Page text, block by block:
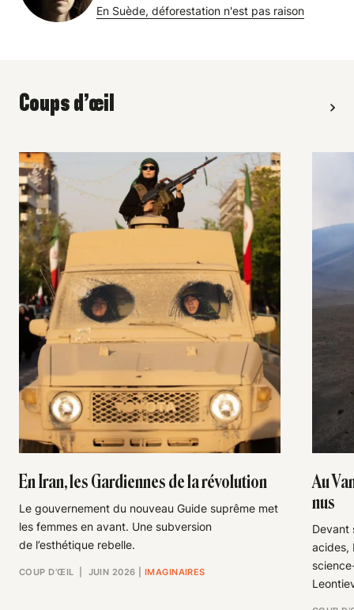
En Suède, déforestation n'est pas raison
Coups d’œil
En Iran, les Gardiennes de la révolution
Le gouvernement du nouveau Guide suprême met
les femmes en avant. Une subversion
de l’esthétique rebelle.
COUP D’ŒIL | JUIN 2026 IMAGINAIRES
Au
nus
Devant
acides,